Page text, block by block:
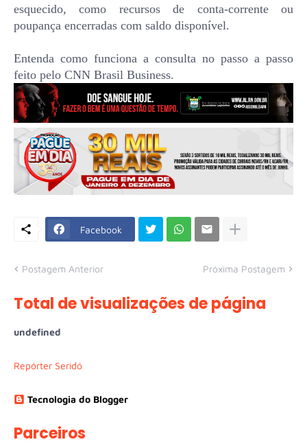
esquecido, como recursos de conta-corrente ou
poupança encerradas com saldo disponível.
Entenda como funciona a consulta no passo a passo
feito pelo CNN Brasil Business.
Facebook
Postagem Anterior Próxima Postagem
Total de visualizações de página
undefned
Repórter Seridó
Tecnologia do Blogger
Parceiros